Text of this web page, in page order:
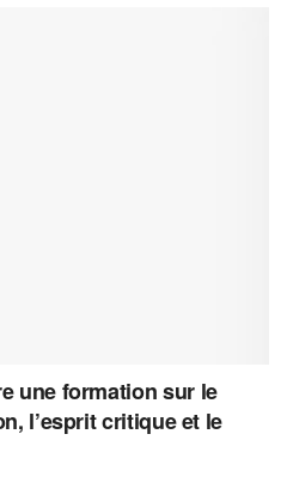
une formation sur le
l’esprit critique et le